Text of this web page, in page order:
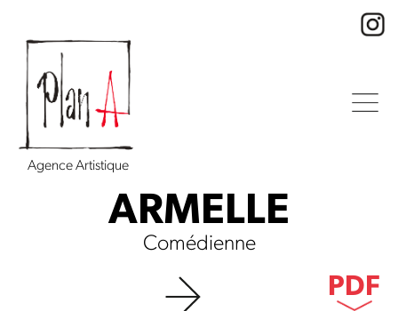
Agence Artistique
ARMELLE
Comédienne
PDF